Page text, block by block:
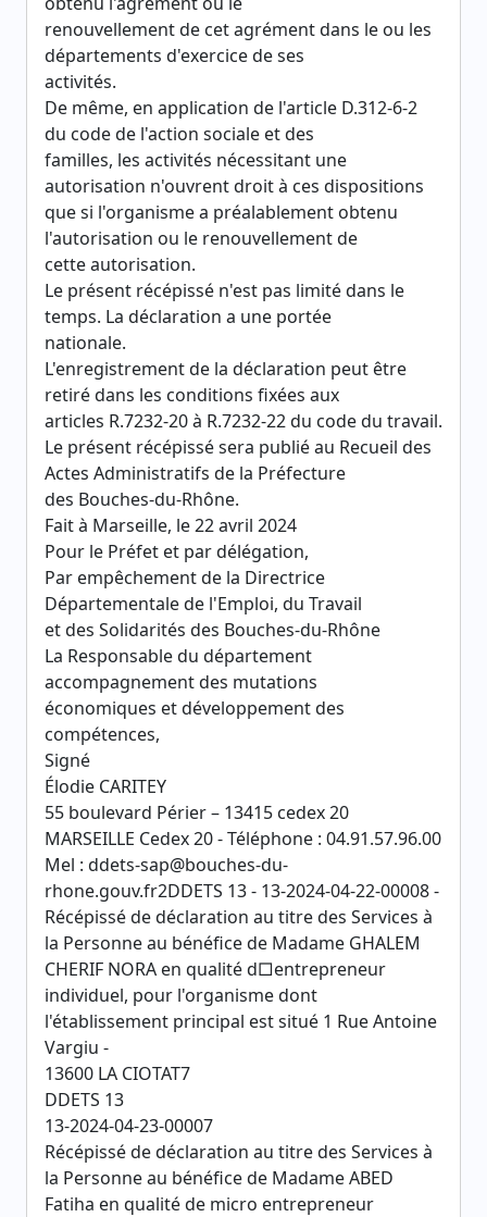
renouvellement de cet agrément dans le ou les
départements d'exercice de ses
activités.
De même, en application de l'article D.312-6-2
du code de l'action sociale et des
familles, les activités nécessitant une
autorisation n'ouvrent droit à ces dispositions
que si l'organisme a préalablement obtenu
l'autorisation ou le renouvellement de
cette autorisation.
Le présent récépissé n'est pas limité dans le
temps. La déclaration a une portée
nationale.
L'enregistrement de la déclaration peut être
retiré dans les conditions fixées aux
articles R.7232-20 à R.7232-22 du code du travail.
Le présent récépissé sera publié au Recueil des
Actes Administratifs de la Préfecture
des Bouches-du-Rhône.
Fait à Marseille, le 22 avril 2024
Pour le Préfet et par délégation,
Par empêchement de la Directrice
Départementale de l'Emploi, du Travail
et des Solidarités des Bouches-du-Rhône
La Responsable du département
accompagnement des mutations
économiques et développement des
compétences,
Signé
Élodie CARITEY
55 boulevard Périer – 13415 cedex 20
MARSEILLE Cedex 20 - Téléphone : 04.91.57.96.00
Mel : ddets-sap@bouches-du-
rhone.gouv.fr2DDETS 13 - 13-2024-04-22-00008 -
Récépissé de déclaration au titre des Services à
la Personne au bénéfice de Madame GHALEM
CHERIF NORA en qualité d□entrepreneur
individuel, pour l'organisme dont
l'établissement principal est situé 1 Rue Antoine
Vargiu -
13600 LA CIOTAT7
DDETS 13
13-2024-04-23-00007
Récépissé de déclaration au titre des Services à
la Personne au bénéfice de Madame ABED
Fatiha en qualité de micro entrepreneur